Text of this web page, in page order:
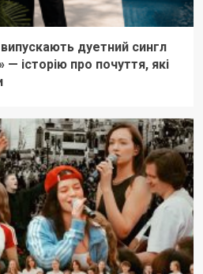
дуетний сингл
історію про почуття, які